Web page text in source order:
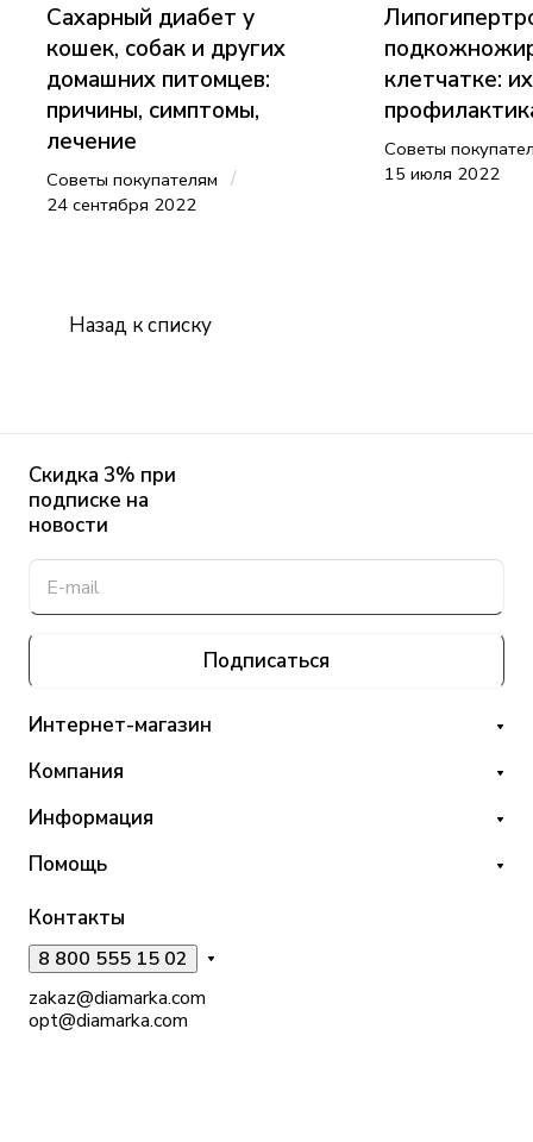
Сахарный диабет у
кошек, собак и других
домашних питомцев:
причины, симптомы,
лечение
Советы покупателям /
24 сентября 2022
клетчатке:
Советы
15 июля 2022
Назад к списку
Скидка 3% при
подписке на
новости
Подписаться
Интернет-магазин
Компания
Информация
Помощь
Контакты
8 800 555 15 02
zakaz@diamarka.com
opt@diamarka.com